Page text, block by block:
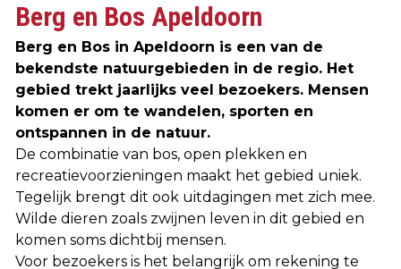
Berg en Bos Apeldoorn
Berg en Bos in Apeldoorn is een van de
bekendste natuurgebieden in de regio. Het
gebied trekt jaarlijks veel bezoekers. Mensen
komen er om te wandelen, sporten en
ontspannen in de natuur.
De combinatie van bos, open plekken en
recreatievoorzieningen maakt het gebied uniek.
Tegelijk brengt dit ook uitdagingen met zich mee.
Wilde dieren zoals zwijnen leven in dit gebied en
komen soms dichtbij mensen.
Voor bezoekers is het belangrijk om rekening te